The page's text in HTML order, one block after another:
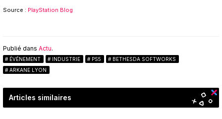
Source : PlayStation Blog
Publié dans Actu.
ÉVÉNEMENT INDUSTRIE PS5
BETHESDA SOFTWORKS
ARKANE LYON
Articles similaires